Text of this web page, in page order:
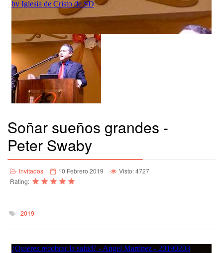
Soñar sueños grandes -
Peter Swaby
Invitados 10 Febrero 2019
Visto: 4727
Rating:
2019